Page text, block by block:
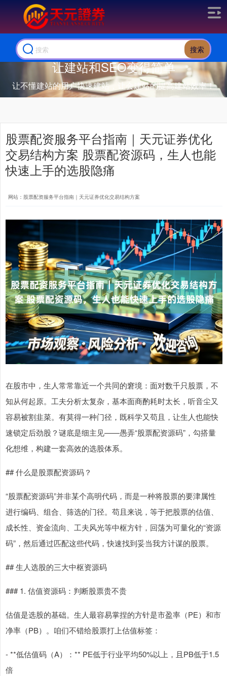
搜索
让建站和SEO变得简单
让不懂建站的用户快速建站，让会建站的提高建站效率！
股票配资服务平台指南｜天元证券优化
交易结构方案 股票配资源码，生人也能
快速上手的选股隐痛
网站：股票配资服务平台指南｜天元证券优化交易结构方案
在股市中，生人常常靠近一个共同的窘境：面对数千只股票，不
知从何起原。工夫分析太复杂，基本面商酌耗时太长，听音尘又
容易被割韭菜。有莫得一种门径，既科学又苟且，让生人也能快
速锁定后劲股？谜底是细主见——愚弄“股票配资源码”，勾搭量
化想维，构建一套高效的选股体系。
## 什么是股票配资源码？
“股票配资源码”并非某个高明代码，而是一种将股票的要津属性
进行编码、组合、筛选的门径。苟且来说，等于把股票的估值、
成长性、资金流向、工夫风光等中枢方针，回荡为可量化的“资源
码”，然后通过匹配这些代码，快速找到妥当我方计谋的股票。
## 生人选股的三大中枢资源码
### 1. 估值资源码：判断股票贵不贵
估值是选股的基础。生人最容易掌捏的方针是市盈率（PE）和市
净率（PB）。咱们不错给股票打上估值标签：
- **低估值码（A）：** PE低于行业平均50%以上，且PB低于1.5
倍